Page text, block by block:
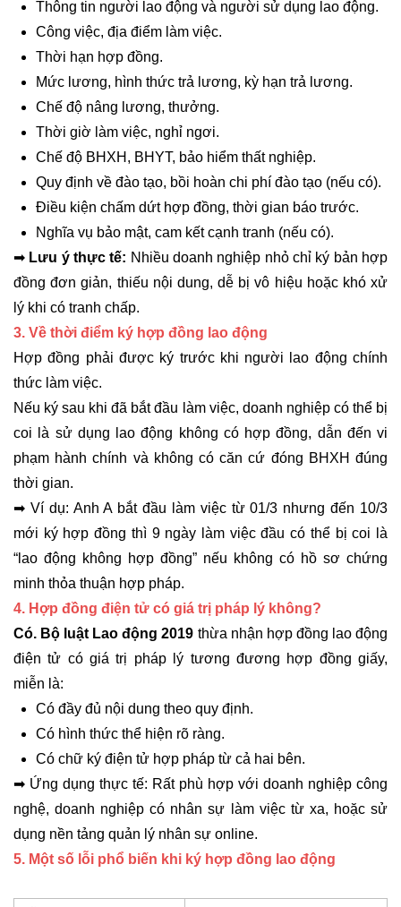
Thông tin người lao động và người sử dụng lao động.
Công việc, địa điểm làm việc.
Thời hạn hợp đồng.
Mức lương, hình thức trả lương, kỳ hạn trả lương.
Chế độ nâng lương, thưởng.
Thời giờ làm việc, nghỉ ngơi.
Chế độ BHXH, BHYT, bảo hiểm thất nghiệp.
Quy định về đào tạo, bồi hoàn chi phí đào tạo (nếu có).
Điều kiện chấm dứt hợp đồng, thời gian báo trước.
Nghĩa vụ bảo mật, cam kết cạnh tranh (nếu có).
➡ Lưu ý thực tế: Nhiều doanh nghiệp nhỏ chỉ ký bản hợp
đồng đơn giản, thiếu nội dung, dễ bị vô hiệu hoặc khó xử
lý khi có tranh chấp.
3. Về thời điểm ký hợp đồng lao động
Hợp đồng phải được ký trước khi người lao động chính
thức làm việc.
Nếu ký sau khi đã bắt đầu làm việc, doanh nghiệp có thể bị
coi là sử dụng lao động không có hợp đồng, dẫn đến vi
phạm hành chính và không có căn cứ đóng BHXH đúng
thời gian.
➡ Ví dụ: Anh A bắt đầu làm việc từ 01/3 nhưng đến 10/3
mới ký hợp đồng thì 9 ngày làm việc đầu có thể bị coi là
“lao động không hợp đồng” nếu không có hồ sơ chứng
minh thỏa thuận hợp pháp.
4. Hợp đồng điện tử có giá trị pháp lý không?
Có. Bộ luật Lao động 2019 thừa nhận hợp đồng lao động
điện tử có giá trị pháp lý tương đương hợp đồng giấy,
miễn là:
Có đầy đủ nội dung theo quy định.
Có hình thức thể hiện rõ ràng.
Có chữ ký điện tử hợp pháp từ cả hai bên.
➡ Ứng dụng thực tế: Rất phù hợp với doanh nghiệp công
nghệ, doanh nghiệp có nhân sự làm việc từ xa, hoặc sử
dụng nền tảng quản lý nhân sự online.
5. Một số lỗi phổ biến khi ký hợp đồng lao động